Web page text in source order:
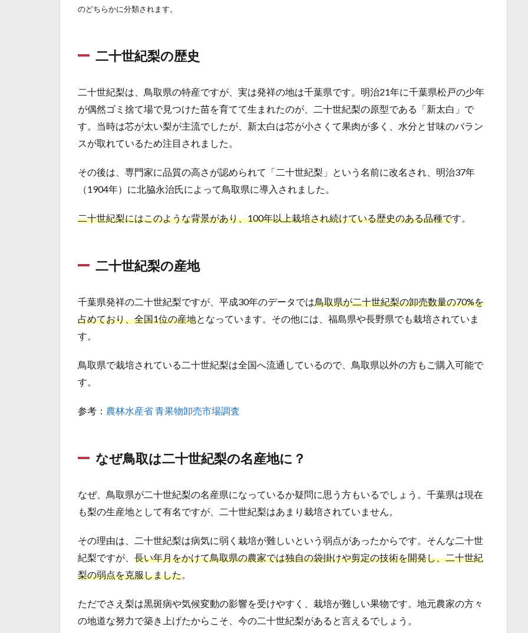
のどちらかに分類されます。
二十世紀梨の歴史
二十世紀梨は、鳥取県の特産ですが、実は発祥の地は千葉県です。明治21年に千葉県松戸の少年
が偶然ゴミ捨て場で見つけた苗を育てて生まれたのが、二十世紀梨の原型である「新太白」で
す。当時は芯が太い梨が主流でしたが、新太白は芯が小さくて果肉が多く、水分と甘味のバラン
スが取れているため注目されました。
その後は、専門家に品質の高さが認められて「二十世紀梨」という名前に改名され、明治37年
（1904年）に北脇永治氏によって鳥取県に導入されました。
二十世紀梨にはこのような背景があり、100年以上栽培され続けている歴史のある品種です。
二十世紀梨の産地
千葉県発祥の二十世紀梨ですが、平成30年のデータでは鳥取県が二十世紀梨の卸売数量の70%を
占めており、全国1位の産地となっています。その他には、福島県や長野県でも栽培されていま
す。
鳥取県で栽培されている二十世紀梨は全国へ流通しているので、鳥取県以外の方もご購入可能で
す。
参考： 農林水産省 青果物卸売市場調査
なぜ鳥取は二十世紀梨の名産地に？
なぜ、鳥取県が二十世紀梨の名産県になっているか疑問に思う方もいるでしょう。千葉県は現在
も梨の生産地として有名ですが、二十世紀梨はあまり栽培されていません。
その理由は、二十世紀梨は病気に弱く栽培が難しいという弱点があったからです。そんな二十世
紀梨ですが、 長い年月をかけて鳥取県の農家では独自の袋掛けや剪定の技術を開発し、二十世紀
梨の弱点を克服しました
ただでさえ梨は黒斑病や気候変動の影響を受けやすく、栽培が難しい果物です。地元農家の方々
の地道な努力で築き上げたからこそ、今の二十世紀梨があると言えるでしょう。